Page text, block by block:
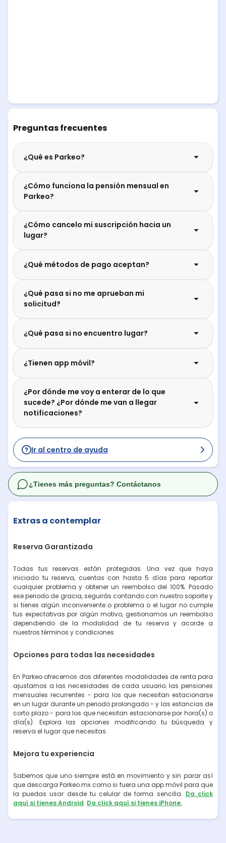
Preguntas frecuentes
¿Qué es Parkeo?
¿Cómo funciona la pensión mensual en
Parkeo?
¿Cómo cancelo mi suscripción hacia un
lugar?
¿Qué métodos de pago aceptan?
¿Qué pasa si no me aprueban mi
solicitud?
¿Qué pasa si no encuentro lugar?
¿Tienen app móvil?
¿Por dónde me voy a enterar de lo que
sucede? ¿Por dónde me van a llegar
notificaciones?
Ir al centro de ayuda
Extras a contemplar
Reserva Garantizada
Todas tus reservas están protegidas. Una vez que haya
iniciado tu reserva, cuentas con hasta 5 días para reportar
cualquier problema y obtener un reembolso del 100%. Pasado
ese periodo de gracia, seguirás contando con nuestro soporte y
si tienes algún inconveniente o problema o el lugar no cumple
tus expectativas por algún motivo, gestionamos un reembolso
dependiendo de la modalidad de tu reserva y acorde a
nuestros términos y condiciones
Opciones para todas las necesidades
En Parkeo ofrecemos dos diferentes modalidades de renta para
ajustarnos a las necesidades de cada usuario; las pensiones
mensuales recurrentes - para los que necesitan estacionarse
en un lugar durante un periodo prolongado - y las estancias de
corto plazo - para los que necesitan estacionarse por hora(s) o
día(s). Explora las opciones modificando tu búsqueda y
reserva el lugar que necesitas.
Mejora tu experiencia
Sabemos que uno siempre está en movimiento y sin parar así
que descarga Parkeo.mx como si fuera una app móvil para que
la puedas usar desde tu celular de forma sencilla. Da click
aquí si tienes Android. Da click aquí si tienes iPhone.
¿Tienes más preguntas? Contáctanos